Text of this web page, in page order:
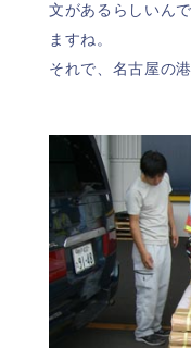
文があるらしいん
ますね。
それで、名古屋の